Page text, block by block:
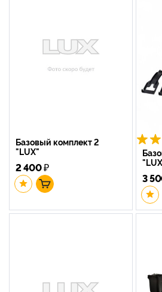
Базовый комплект 2
"LUX"
2 400₽
3